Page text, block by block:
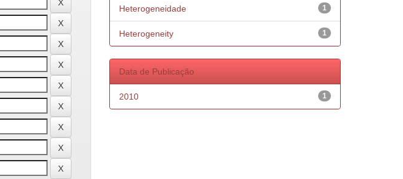
1
Heterogeneidade
1
Heterogeneity
Data de Publicação
1
2010